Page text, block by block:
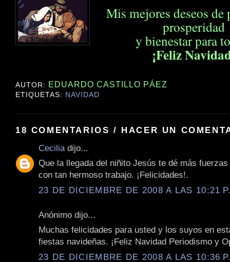
Mis mejores deseos de
prosperidad
y bienestar para
¡Feliz
AUTOR: EDUARDO CASTILLO PÁEZ
ETIQUETAS: NAVIDAD
18 COMENTARIOS / HACER UN
Cecilia dijo...
Que la llegada del niñito Jesús te dé más
con tan hermoso trabajo. ¡Felicidades!.
23 DE DICIEMBRE DE 2008 A LAS 10:21
Anónimo dijo...
Muchas felicidades para usted y los suyos en
fiestas navideñas. ¡Feliz Navidad Periodismo y
23 DE DICIEMBRE DE 2008 A LAS 10:36